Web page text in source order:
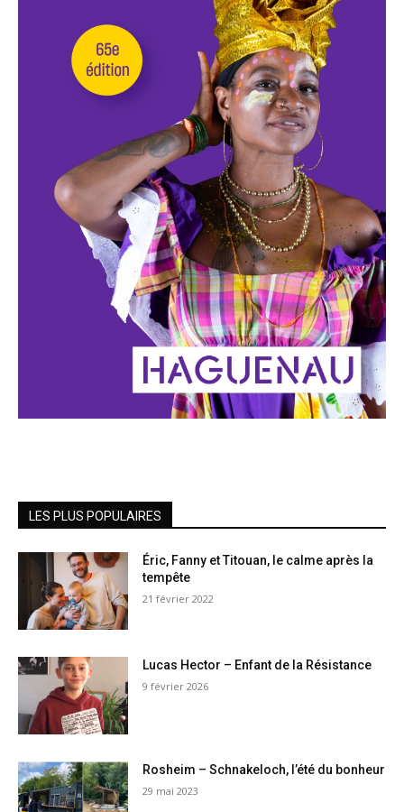
LES PLUS POPULAIRES
Éric, Fanny et Titouan, le calme après la
tempête
21 février 2022
Lucas Hector – Enfant de la Résistance
9 février 2026
Rosheim – Schnakeloch, l’été du bonheur
29 mai 2023